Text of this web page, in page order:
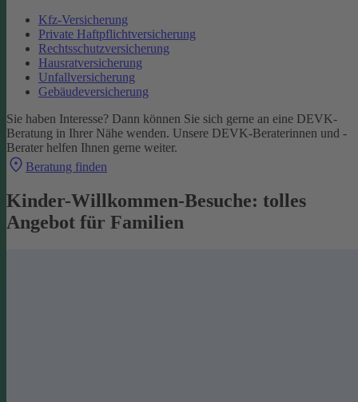
Kfz-Versicherung
Private Haftpflichtversicherung
Rechtsschutzversicherung
Hausratversicherung
Unfallversicherung
Gebäudeversicherung
Sie haben Interesse? Dann können Sie sich gerne an eine DEVK-
Beratung in Ihrer Nähe wenden. Unsere DEVK-Beraterinnen und -
Berater helfen Ihnen gerne weiter.
Beratung finden
Kinder-Willkommen-Besuche: tolles
Angebot für Familien